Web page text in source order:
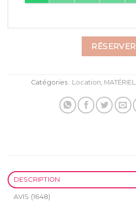
RÉSERVER
Catégories : Location MATÉRIEL
DESCRIPTION
AVIS (1648)